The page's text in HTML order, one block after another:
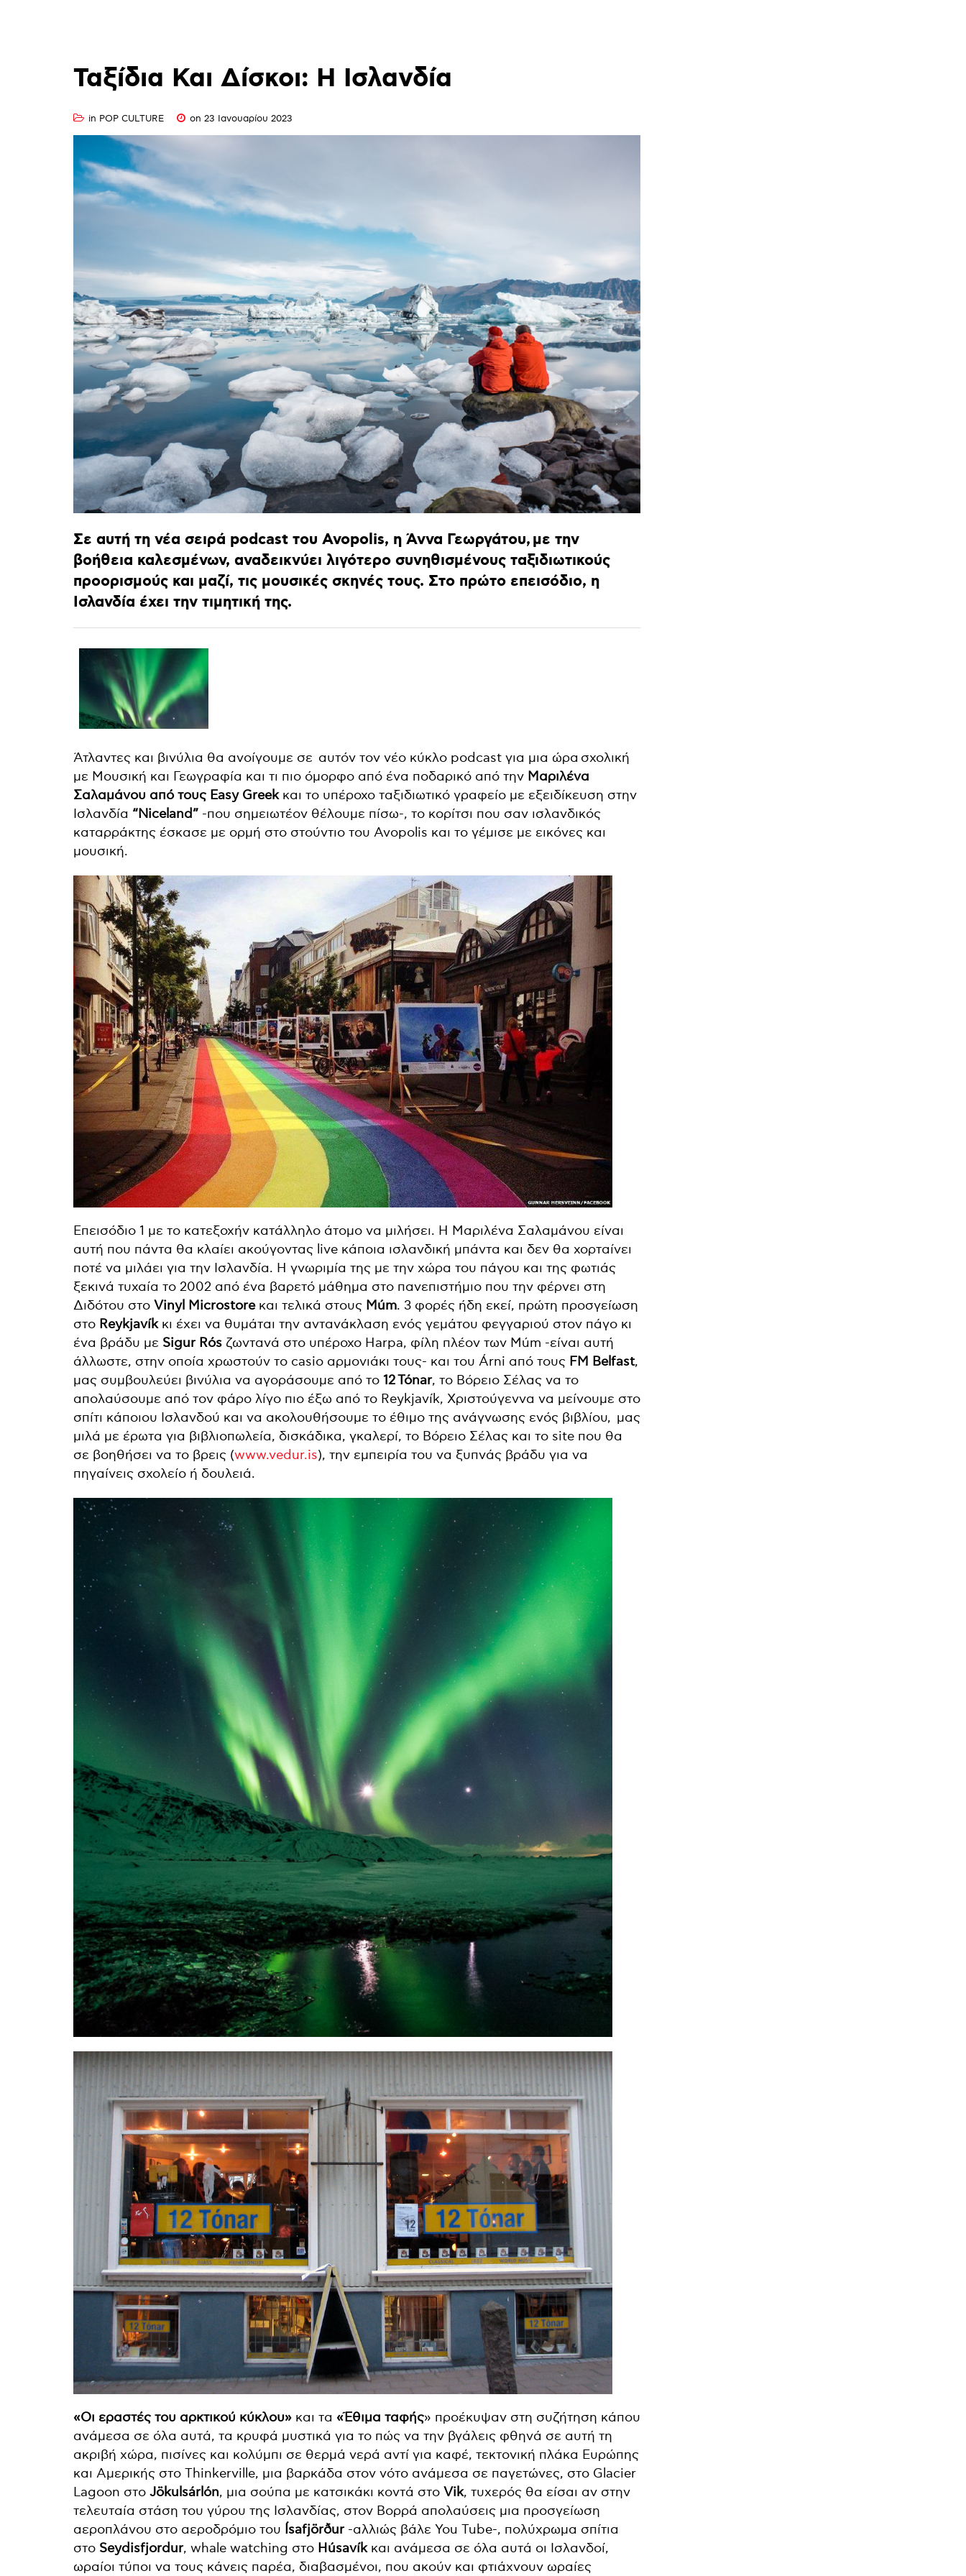
Ταξίδια Και Δίσκοι: Η Ισλανδία
in POP CULTURE on 23 Ιανουαρίου 2023
Σε αυτή τη νέα σειρά podcast του Avopolis, η Άννα Γεωργάτου, με την
βοήθεια καλεσμένων, αναδεικνύει λιγότερο συνηθισμένους ταξιδιωτικούς
προορισμούς και μαζί, τις μουσικές σκηνές τους. Στο πρώτο επεισόδιο, η
Ισλανδία έχει την τιμητική της.
Άτλαντες και βινύλια θα ανοίγουμε σε αυτόν τον νέο κύκλο podcast για μια ώρα σχολική
με Μουσική και Γεωγραφία και τι πιο όμορφο από ένα ποδαρικό από την Μαριλένα
Σαλαμάνου από τους Easy Greekκαι το υπέροχο ταξιδιωτικό γραφείο με εξειδίκευση στην
Ισλανδία “Niceland” -που σημειωτέον θέλουμε πίσω-, το κορίτσι που σαν ισλανδικός
καταρράκτης έσκασε με ορμή στο στούντιο του Avopolis και το γέμισε με εικόνες και
μουσική.
Επεισόδιο 1 με το κατεξοχήν κατάλληλο άτομο να μιλήσει. Η Μαριλένα Σαλαμάνου είναι
αυτή που πάντα θα κλαίει ακούγοντας live κάποια ισλανδική μπάντα και δεν θα χορταίνει
ποτέ να μιλάει για την Ισλανδία. Η γνωριμία της με την χώρα του πάγου και της φωτιάς
ξεκινά τυχαία το 2002 από ένα βαρετό μάθημα στο πανεπιστήμιο που την φέρνει στη
Διδότου στο Vinyl Microstoreκαι τελικά στους Múm. 3 φορές ήδη εκεί, πρώτη προσγείωση
στο Reykjavíkκι έχει να θυμάται την αντανάκλαση ενός γεμάτου φεγγαριού στον πάγο κι
ένα βράδυ με Sigur Rós ζωντανά στο υπέροχο Harpa, φίλη πλέον των Múm -είναι αυτή
άλλωστε, στην οποία χρωστούν το casio αρμονιάκι τους- και του Árni από τους FM Belfast,
μας συμβουλεύει βινύλια να αγοράσουμε από το 12Tónar, το Βόρειο Σέλας να το
απολαύσουμε από τον φάρο λίγο πιο έξω από το Reykjavík, Χριστούγεννα να μείνουμε στο
σπίτι κάποιου Ισλανδού και να ακολουθήσουμε το έθιμο της ανάγνωσης ενός βιβλίου, μας
μιλά με έρωτα για βιβλιοπωλεία, δισκάδικα, γκαλερί, το Βόρειο Σέλας και το site που θα
σε βοηθήσει να το βρεις (www.vedur.is), την εμπειρία του να ξυπνάς βράδυ για να
πηγαίνεις σχολείο ή δουλειά.
«Οι εραστές του αρκτικού κύκλου» και τα «Έθιμα ταφής» προέκυψαν στη συζήτηση κάπου
ανάμεσα σε όλα αυτά, τα κρυφά μυστικά για το πώς να την βγάλεις φθηνά σε αυτή τη
ακριβή χώρα, πισίνες και κολύμπι σε θερμά νερά αντί για καφέ, τεκτονική πλάκα Ευρώπης
και Αμερικής στο Thinkerville, μια βαρκάδα στον νότο ανάμεσα σε παγετώνες, στο Glacier
Lagoon στο Jökulsárlón, μια σούπα με κατσικάκι κοντά στο Vik, τυχερός θα είσαι αν στην
τελευταία στάση του γύρου της Ισλανδίας, στον Βορρά απολαύσεις μια προσγείωση
αεροπλάνου στο αεροδρόμιο του Ísafjörður-αλλιώς βάλε You Tube-, πολύχρωμα σπίτια
στο Seydisfjordur, whale watching στο Húsavíkκαι ανάμεσα σε όλα αυτά οι Ισλανδοί,
ωραίοι τύποι να τους κάνεις παρέα, διαβασμένοι, που ακούν και φτιάχνουν ωραίες